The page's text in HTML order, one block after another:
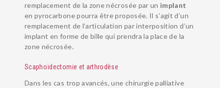
remplacement de la zone nécrosée par un implant
en pyrocarbone pourra être proposée. Il s’agit d’un
remplacement de l’articulation par interposition d’un
implant en forme de bille qui prendra la place de la
zone nécrosée.
Scaphoïdectomie et arthrodèse
Dans les cas trop avancés, une chirurgie palliative